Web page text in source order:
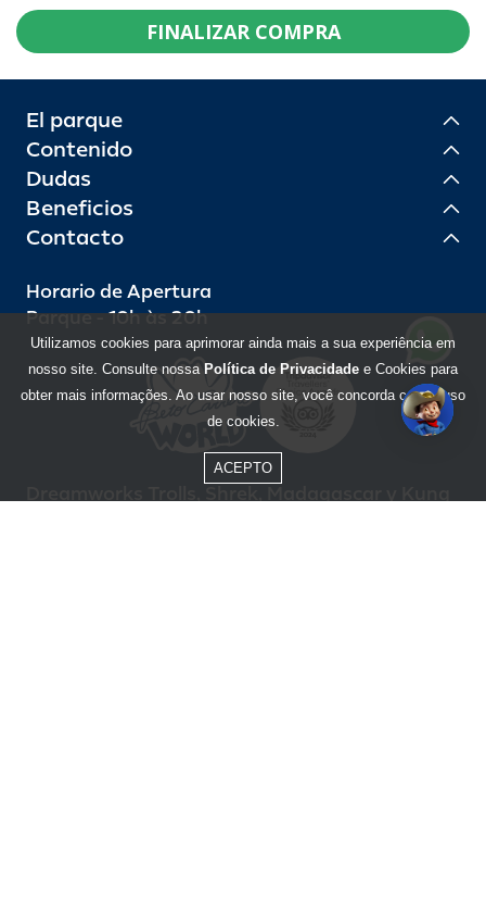
FINALIZAR COMPRA
El parque
Contenido
Dudas
Beneficios
Contacto
Horario de Apertura
Parque - 10h às 20h
Utilizamos cookies para aprimorar ainda mais a sua experiência em
nosso site. Consulte nossa Política de Privacidade e Cookies para
obter mais informações. Ao usar nosso site, você concorda com o uso
de cookies.
ACEPTO